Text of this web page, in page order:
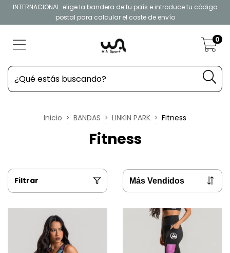
INTERNACIONAL: elige la bandera de tu país e introduce tu código
postal para calcular el coste de envío
0
Inicio > BANDAS > LINKIN PARK > Fitness
Fitness
Filtrar